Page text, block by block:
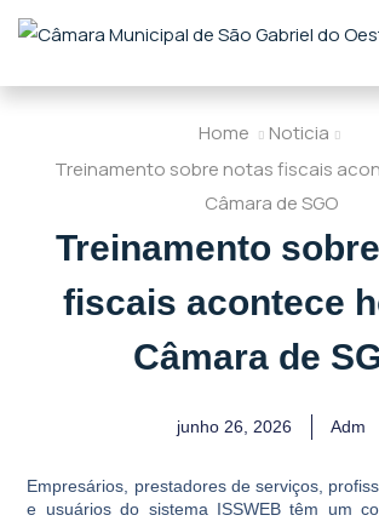
Home
Noticia
Treinamento sobre notas fiscais
Câmara de SGO
Treinamento
fiscais acontece
Câmara de
junho 26, 2026 Adm
Empresários, prestadores de serviços,
e usuários do sistema ISSWEB têm um